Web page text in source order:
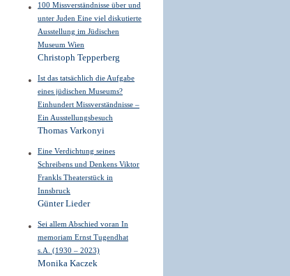
100 Missverständnisse über und
unter Juden Eine viel diskutierte
Ausstellung im Jüdischen
Museum Wien
Christoph Tepperberg
Ist das tatsächlich die Aufgabe
eines jüdischen Museums?
Einhundert Missverständnisse –
Ein Ausstellungsbesuch
Thomas Varkonyi
Eine Verdichtung seines
Schreibens und Denkens Viktor
Frankls Theaterstück in
Innsbruck
Günter Lieder
Sei allem Abschied voran In
memoriam Ernst Tugendhat
s.A. (1930 – 2023)
Monika Kaczek